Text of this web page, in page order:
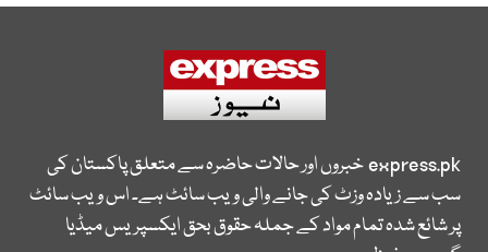
express.pkخبروں اور حالات حاضرہ سے متعلق پاکستان کی
سب سے زیادہ وزٹ کی جانے والی ویب سائٹ ہے۔ اس ویب سائٹ
پر شائع شدہ تمام مواد کے جملہ حقوق بحق ایکسپریس میڈیا